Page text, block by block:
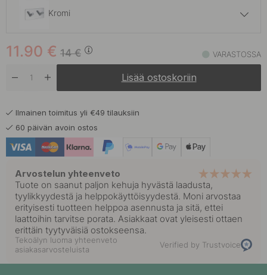
Kromi
Mattamusta Varastossa
Varastossa
Kiillotettu Messinki
14€
11.90 € VARASTOSSA
Lisää ostoskoriin
Ilmainen toimitus yli €49 tilauksiin
60 päivän avoin ostos
Arvostelun yhteenveto
Tuote on saanut paljon kehuja hyvästä laadusta,
tyylikkyydestä ja helppokäyttöisyydestä. Moni arvostaa
erityisesti tuotteen helppoa asennusta ja sitä, ettei
laattoihin tarvitse porata. Asiakkaat ovat yleisesti ottaen
erittäin tyytyväisiä ostokseensa.
Tekoälyn luoma yhteenveto
asiakasarvosteluista
Verified by Trustvoice